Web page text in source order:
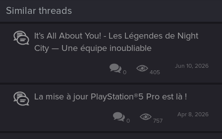
Similar threads
It’s All About You! - Les Légendes de Night
City — Une équipe inoubliable
0 405
Jun 10, 2026
La mise à jour PlayStation®5 Pro est là !
0 757
Apr 8, 2026